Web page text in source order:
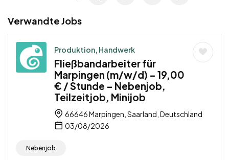
Verwandte Jobs
Produktion, Handwerk
Fließbandarbeiter für
Marpingen (m/w/d) – 19,00
€ / Stunde – Nebenjob,
Teilzeitjob, Minijob
66646 Marpingen, Saarland, Deutschland
03/08/2026
Nebenjob